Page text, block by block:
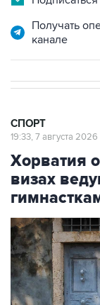
Получать
канале
СПОРТ
19:33, 7 августа 2026
Хорватия
визах